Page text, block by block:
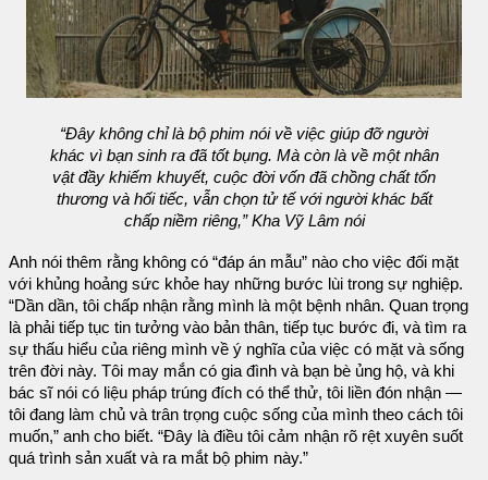
“Đây không chỉ là bộ phim nói về việc giúp đỡ người
khác vì bạn sinh ra đã tốt bụng. Mà còn là về một nhân
vật đầy khiếm khuyết, cuộc đời vốn đã chồng chất tổn
thương và hối tiếc, vẫn chọn tử tế với người khác bất
chấp niềm riêng,” Kha Vỹ Lâm nói
Anh nói thêm rằng không có “đáp án mẫu” nào cho việc đối mặt
với khủng hoảng sức khỏe hay những bước lùi trong sự nghiệp.
“Dần dần, tôi chấp nhận rằng mình là một bệnh nhân. Quan trọng
là phải tiếp tục tin tưởng vào bản thân, tiếp tục bước đi, và tìm ra
sự thấu hiểu của riêng mình về ý nghĩa của việc có mặt và sống
trên đời này. Tôi may mắn có gia đình và bạn bè ủng hộ, và khi
bác sĩ nói có liệu pháp trúng đích có thể thử, tôi liền đón nhận —
tôi đang làm chủ và trân trọng cuộc sống của mình theo cách tôi
muốn,” anh cho biết. “Đây là điều tôi cảm nhận rõ rệt xuyên suốt
quá trình sản xuất và ra mắt bộ phim này.”